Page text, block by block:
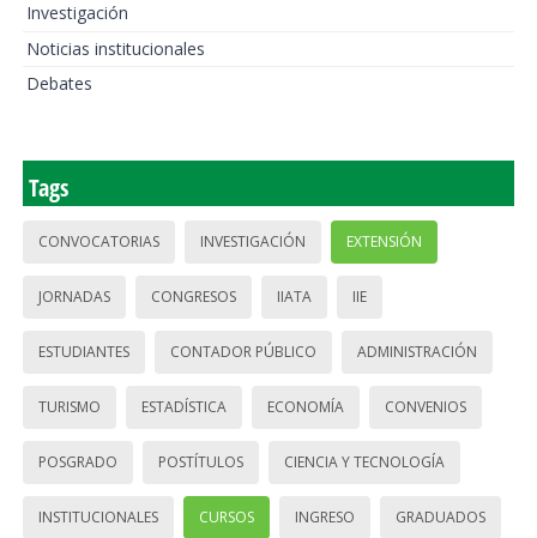
Investigación
Noticias institucionales
Debates
Tags
CONVOCATORIAS INVESTIGACIÓN EXTENSIÓN
JORNADAS CONGRESOS IIATA IIE
ESTUDIANTES CONTADOR PÚBLICO ADMINISTRACIÓN
TURISMO ESTADÍSTICA ECONOMÍA CONVENIOS
POSGRADO POSTÍTULOS CIENCIA Y TECNOLOGÍA
INSTITUCIONALES CURSOS INGRESO GRADUADOS